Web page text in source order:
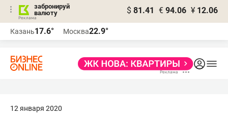
забронируй
валюту
$ 81.41 € 94.06 ¥ 12.06
Казань17.6° Москва22.9°
12 января 2020